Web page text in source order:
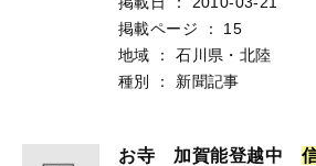
掲載ページ
：
15
地域
：
石川県・北陸
種別
： 新聞記事
お寺 加賀能登越中